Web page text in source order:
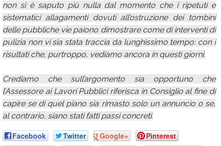
non si è saputo più nulla dal momento che i ripetuti e
sistematici allagamenti dovuti all’ostruzione dei tombini
delle pubbliche vie paiono dimostrare come di interventi di
pulizia non vi sia stata traccia da lunghissimo tempo: con i
risultati che, purtroppo, vediamo ancora in questi giorni.
Crediamo che sull’argomento sia opportuno che
l’Assessore ai Lavori Pubblici riferisca in Consiglio al fine di
capire se di quel piano sia rimasto solo un annuncio o se,
al contrario, siano stati fatti passi concreti.
Facebook Twitter Google+ Pinterest